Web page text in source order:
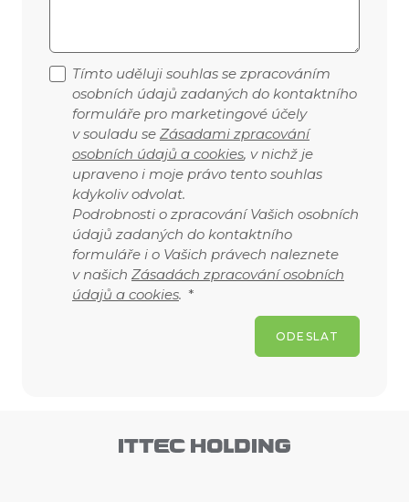
Tímto uděluji souhlas se zpracováním
osobních údajů zadaných do kontaktního
formuláře pro marketingové účely
v souladu se Zásadami zpracování
osobních údajů a cookies, v nichž je
upraveno i moje právo tento souhlas
kdykoliv odvolat.
Podrobnosti o zpracování Vašich osobních
údajů zadaných do kontaktního
formuláře i o Vašich právech naleznete
v našich Zásadách zpracování osobních
údajů a cookies. *
ODESLAT